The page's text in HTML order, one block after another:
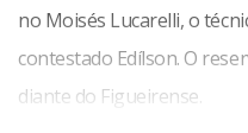
no Moisés Lucarelli, o
contestado Edílson. O
diante do Figueirense.